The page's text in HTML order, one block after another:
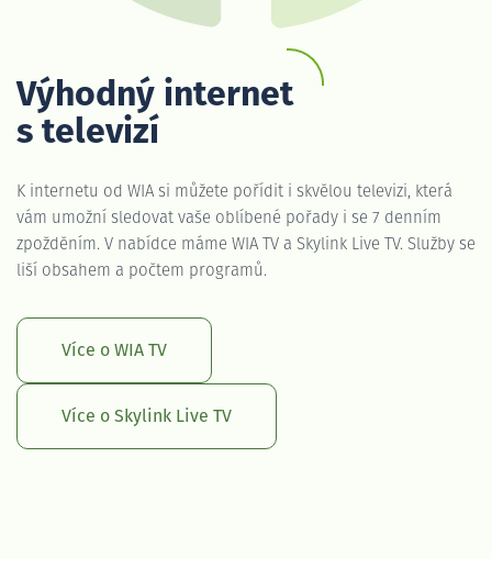
Výhodný internet
s televizí
K internetu od WIA si můžete pořídit i skvělou televizi, která
vám umožní sledovat vaše oblíbené pořady i se 7 denním
zpožděním. V nabídce máme WIA TV a Skylink Live TV. Služby se
liší obsahem a počtem programů.
Více o WIA TV
Více o Skylink Live TV